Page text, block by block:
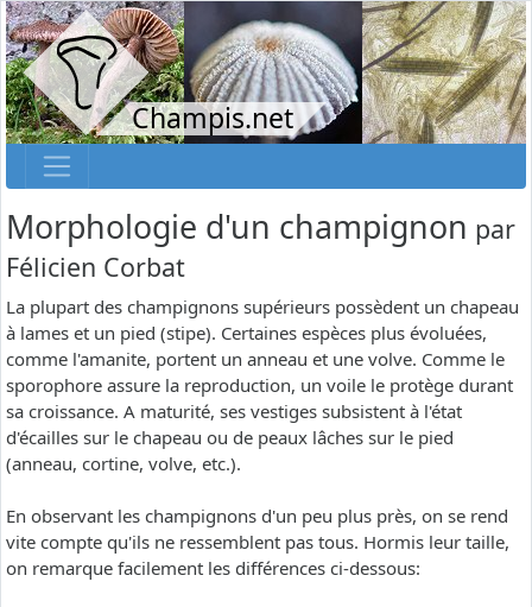
Champis.net
Morphologie d'un champignon par
Félicien Corbat
La plupart des champignons supérieurs possèdent un chapeau
à lames et un pied (stipe). Certaines espèces plus évoluées,
comme l'amanite, portent un anneau et une volve. Comme le
sporophore assure la reproduction, un voile le protège durant
sa croissance. A maturité, ses vestiges subsistent à l'état
d'écailles sur le chapeau ou de peaux lâches sur le pied
(anneau, cortine, volve, etc.).
En observant les champignons d'un peu plus près, on se rend
vite compte qu'ils ne ressemblent pas tous. Hormis leur taille,
on remarque facilement les différences ci-dessous: